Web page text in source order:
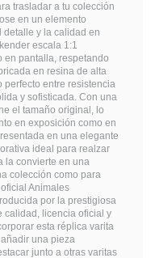
trasladar a tu colección
en un elemento
detalle y la calidad en
escala 1:1
en pantalla, respetando
en resina de alta
entre resistencia
y sofisticada. Con una
el tamaño original, lo
en exposición como en
en una elegante
ideal para realzar
la convierte en una
colección como para
Animales
por la prestigiosa
calidad, licencia oficial y
esta réplica varita
una pieza
junto a otras varitas